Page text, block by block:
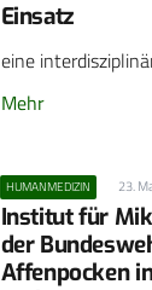
Einsatz
eine
Mehr
HUMANMEDIZIN 23.
Institut für
der
Affenpocken